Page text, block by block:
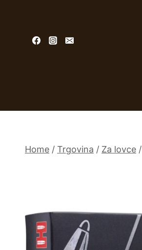
Home / Trgovina / Za lovce /